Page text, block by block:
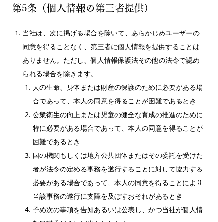
第5条（個人情報の第三者提供）
当社は、次に掲げる場合を除いて、あらかじめユーザーの
同意を得ることなく、第三者に個人情報を提供することは
ありません。ただし、個人情報保護法その他の法令で認め
られる場合を除きます。
人の生命、身体または財産の保護のために必要がある場
合であって、本人の同意を得ることが困難であるとき
公衆衛生の向上または児童の健全な育成の推進のために
特に必要がある場合であって、本人の同意を得ることが
困難であるとき
国の機関もしくは地方公共団体またはその委託を受けた
者が法令の定める事務を遂行することに対して協力する
必要がある場合であって、本人の同意を得ることにより
当該事務の遂行に支障を及ぼすおそれがあるとき
予め次の事項を告知あるいは公表し、かつ当社が個人情